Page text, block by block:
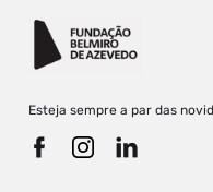
Esteja sempre a par das